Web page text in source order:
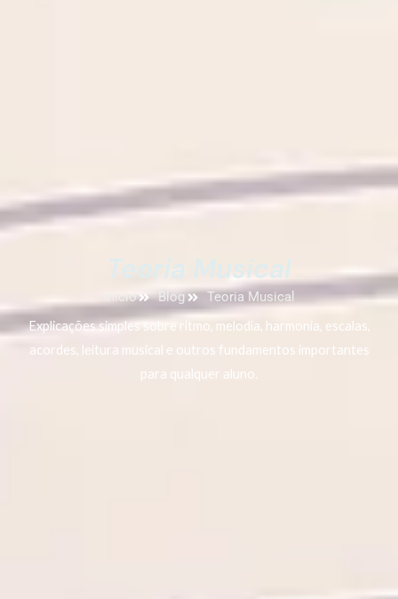
Teoria Musical
Início Blog Teoria Musical
Explicações simples sobre ritmo, melodia, harmonia, escalas,
acordes, leitura musical e outros fundamentos importantes
para qualquer aluno.